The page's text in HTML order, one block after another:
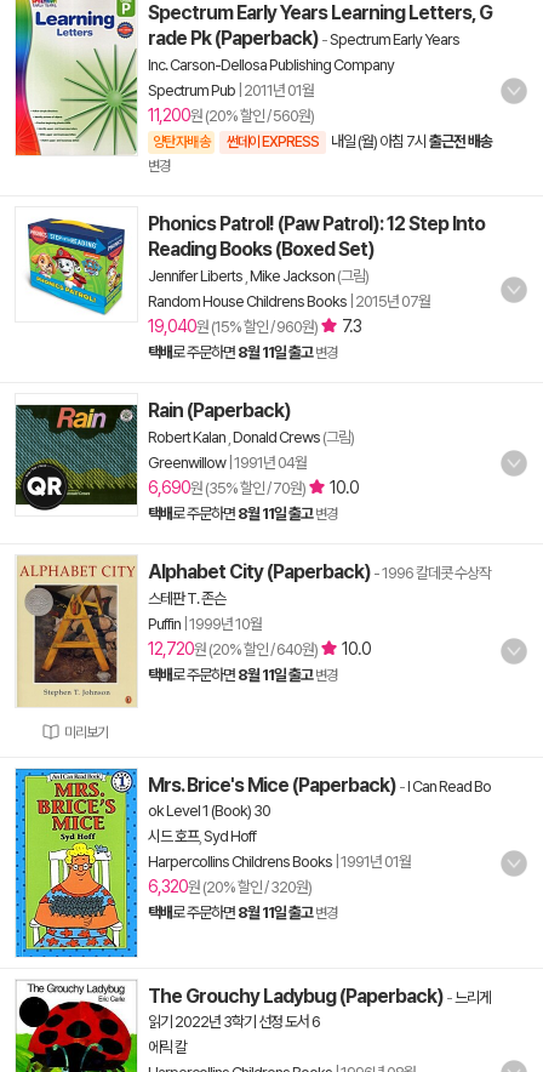
Spectrum Early Years Learning Letters, G
rade Pk (Paperback) -Spectrum Early Years
Inc. Carson-Dellosa Publishing Company
Spectrum Pub 2011년 01월
11,200원 (20% 할인 / 560원)
양탄자배송 썬데이 EXPRESS 내일 (월) 아침 7시 출근전 배송
변경
Phonics Patrol! (Paw Patrol): 12 Step Into
Reading Books (Boxed Set)
Jennifer Liberts Mike Jackson (그림)
Random House Childrens Books 2015년 07월
19,040원 (15% 할인 / 960원) 7.3
택배로 주문하면 8월 11일 출고 변경
Rain (Paperback)
Robert Kalan Donald Crews (그림)
Greenwillow| 1991년 04월
6,690원 (35% 할인 / 70원) 10.0
택배로 주문하면 8월 11일 출고 변경
미리보기
Alphabet City (Paperback) - 1996 칼데콧 수상작
스테판 T. 존슨
Puffin 1999년 10월
12,720원 (20% 할인 / 640원) 10.0
택배로 주문하면 8월 11일 출고 변경
Mrs. Brice's Mice (Paperback) -I Can Read Bo
ok Level 1 (Book) 30
시드 호프, Syd Hoff
Harpercollins Childrens Books 1991년 01월
6,320원 (20% 할인 / 320원)
택배로 주문하면 8월 11일 출고 변경
The Grouchy Ladybug (Paperback) -느리게
읽기 2022년 3학기 선정 도서 6
에릭 칼